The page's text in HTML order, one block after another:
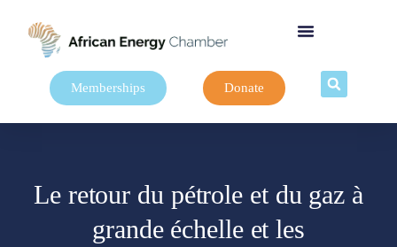
Memberships Donate
Le retour du pétrole et du gaz à
grande échelle et les